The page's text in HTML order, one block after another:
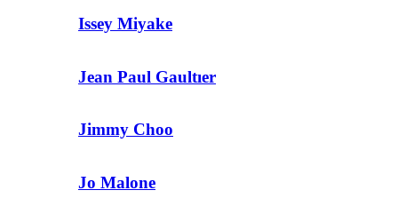
Issey Miyake
Jean Paul Gaultıer
Jimmy Choo
Jo Malone